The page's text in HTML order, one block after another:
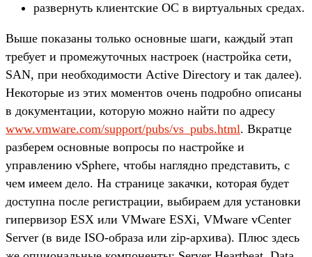
развернуть клиентские ОС в виртуальных средах.
Выше показаны только основные шаги, каждый этап
требует и промежуточных настроек (настройка сети,
SAN, при необходимости Active Directory и так далее).
Некоторые из этих моментов очень подробно описаны
в документации, которую можно найти по адресу
www.vmware.com/support/pubs/vs_pubs.html. Вкратце
разберем основные вопросы по настройке и
управлению vSphere, чтобы наглядно представить, с
чем имеем дело. На странице закачки, которая будет
доступна после регистрации, выбираем для установки
гипервизор ESX или VMware ESXi, VMware vCenter
Server (в виде ISO-образа или zip-архива). Плюс здесь